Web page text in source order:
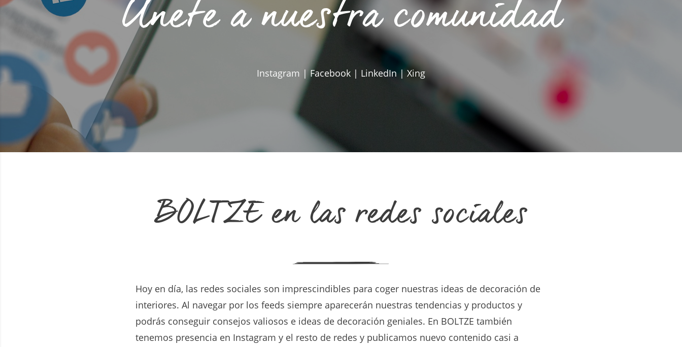
Únete a nuestra comunidad
Instagram | Facebook | LinkedIn | Xing
BOLTZE en las redes sociales
Hoy en día, las redes sociales son imprescindibles para coger nuestras ideas de decoración de
interiores. Al navegar por los feeds siempre aparecerán nuestras tendencias y productos y
podrás conseguir consejos valiosos e ideas de decoración geniales. En BOLTZE también
tenemos presencia en Instagram y el resto de redes y publicamos nuevo contenido casi a